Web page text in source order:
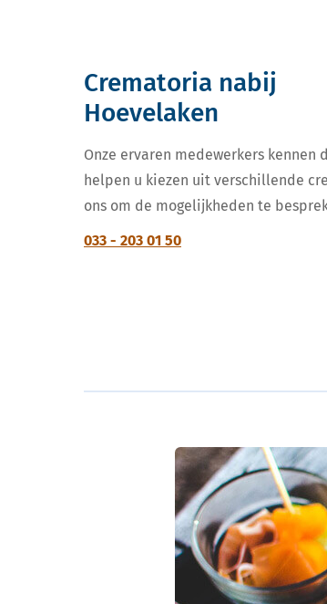
Crematoria nabij
Hoevelaken
Onze ervaren medewerkers kennen
helpen u kiezen uit verschillende
ons om de mogelijkheden te
033 - 203 01 50